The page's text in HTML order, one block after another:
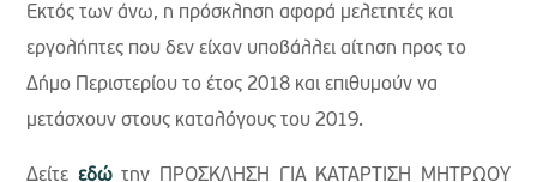
Εκτός των άνω, η πρόσκληση αφορά μελετητές και
εργολήπτες που δεν είχαν υποβάλλει αίτηση προς το
Δήμο Περιστερίου το έτος 2018 και επιθυμούν να
μετάσχουν στους καταλόγους του 2019.
Δείτε εδώτην ΠΡΟΣΚΛΗΣΗ ΓΙΑ ΚΑΤΑΡΤΙΣΗ ΜΗΤΡΩΟΥ